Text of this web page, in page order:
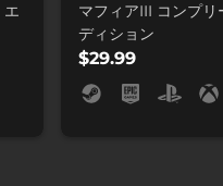
エ
マフィアIII コンプリ
ディション
$29.99